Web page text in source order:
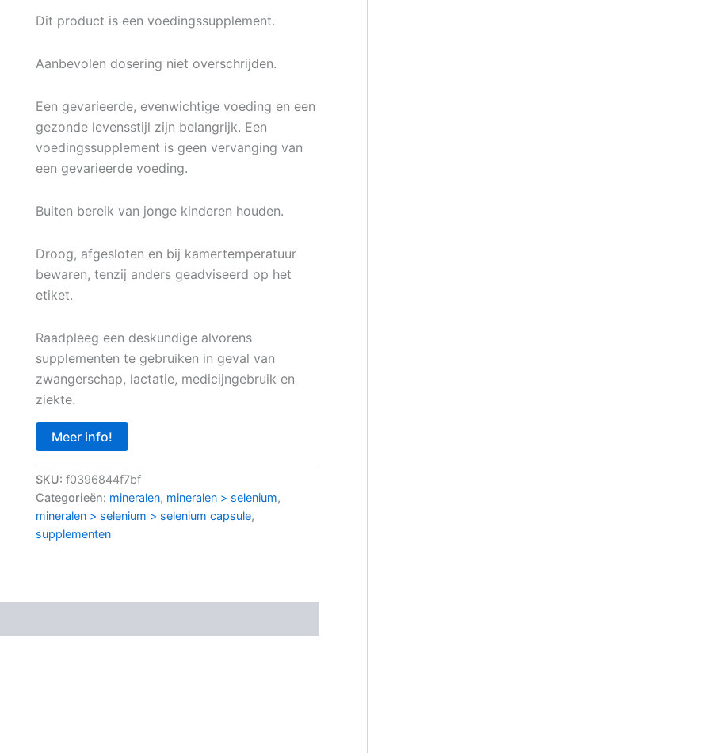
Dit product is een voedingssupplement.
Aanbevolen dosering niet overschrijden.
Een gevarieerde, evenwichtige voeding en een
gezonde levensstijl zijn belangrijk. Een
voedingssupplement is geen vervanging van
een gevarieerde voeding.
Buiten bereik van jonge kinderen houden.
Droog, afgesloten en bij kamertemperatuur
bewaren, tenzij anders geadviseerd op het
etiket.
Raadpleeg een deskundige alvorens
supplementen te gebruiken in geval van
zwangerschap, lactatie, medicijngebruik en
ziekte.
Meer info!
SKU: f0396844f7bf
Categorieën: mineralen, mineralen > selenium,
mineralen > selenium > selenium capsule,
supplementen